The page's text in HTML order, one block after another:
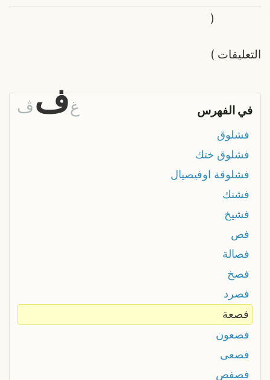
التعليقات
(
)
في الفهرس غفڤ
فشلوق
فشلوق ختك
فشلوقة اوفيصيال
فشنك
فشيخ
فص
فصالة
فصخ
فصرد
فصعة
فصعون
فصعى
فصفص